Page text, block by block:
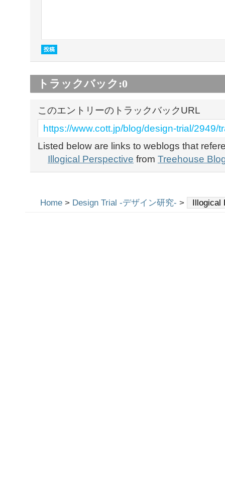
トラックバック:0
このエントリーのトラックバックURL
https://www.cott.jp/blog/design-trial/2949/
Listed below are links to weblogs that
Illogical Perspective from Treehouse
Home > Design Trial -デザイン研究- > Illogical